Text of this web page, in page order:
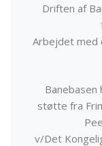
Driften af
Arbejdet med
støtte fra
v/Det